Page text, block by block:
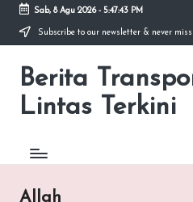
Skip
content
Sab, 8 Agu 2026- 5:47:43 PM
Subscribe to our newsletter & never
Berita
Lintas Terkini
premancity.biz.id
Allah